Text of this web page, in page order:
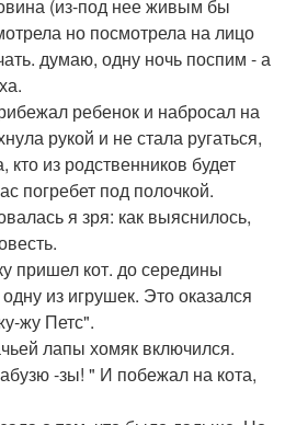
(из-под нее живым бы
но посмотрела на лицо
думаю, одну ночь поспим - а
ребенок и набросал на
рукой и не стала ругаться,
из родственников будет
погребет под полочкой.
я зря: как выяснилось,
пришел кот. до середины
из игрушек. Это оказался
жу Петс".
лапы хомяк включился.
-зы! " И побежал на кота,